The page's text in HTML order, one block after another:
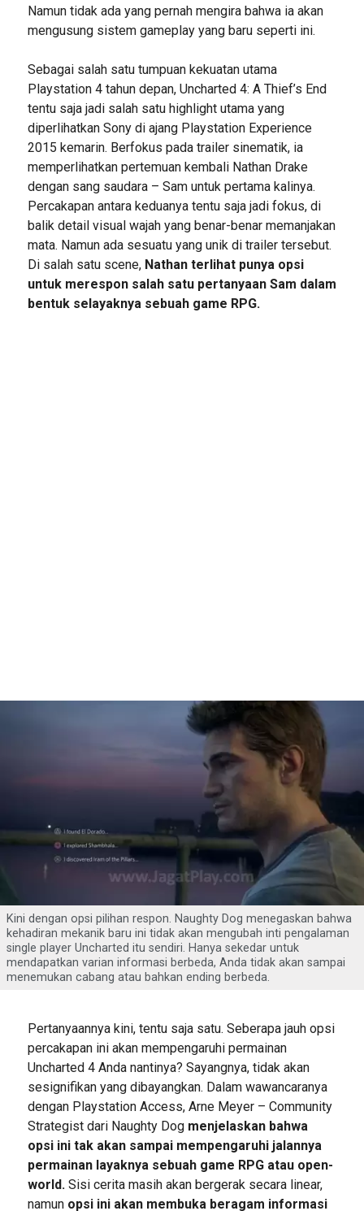
Namun tidak ada yang pernah mengira bahwa ia akan
mengusung sistem gameplay yang baru seperti ini.
Sebagai salah satu tumpuan kekuatan utama
Playstation 4 tahun depan, Uncharted 4: A Thief’s End
tentu saja jadi salah satu highlight utama yang
diperlihatkan Sony di ajang Playstation Experience
2015 kemarin. Berfokus pada trailer sinematik, ia
memperlihatkan pertemuan kembali Nathan Drake
dengan sang saudara – Sam untuk pertama kalinya.
Percakapan antara keduanya tentu saja jadi fokus, di
balik detail visual wajah yang benar-benar memanjakan
mata. Namun ada sesuatu yang unik di trailer tersebut.
Di salah satu scene, Nathan terlihat punya opsi
untuk merespon salah satu pertanyaan Sam dalam
bentuk selayaknya sebuah game RPG.
Kini dengan opsi pilihan respon. Naughty Dog menegaskan bahwa
kehadiran mekanik baru ini tidak akan mengubah inti pengalaman
single player Uncharted itu sendiri. Hanya sekedar untuk
mendapatkan varian informasi berbeda, Anda tidak akan sampai
menemukan cabang atau bahkan ending berbeda.
Pertanyaannya kini, tentu saja satu. Seberapa jauh opsi
percakapan ini akan mempengaruhi permainan
Uncharted 4 Anda nantinya? Sayangnya, tidak akan
sesignifikan yang dibayangkan. Dalam wawancaranya
dengan Playstation Access, Arne Meyer – Community
Strategist dari Naughty Dog menjelaskan bahwa
opsi ini tak akan sampai mempengaruhi jalannya
permainan layaknya sebuah game RPG atau open-
world.Sisi cerita masih akan bergerak secara linear,
namun opsi ini akan membuka beragam informasi